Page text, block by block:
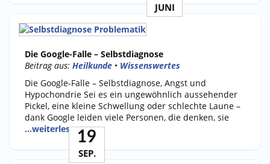
JUNI
Die Google-Falle – Selbstdiagnose
Beitrag aus: Heilkunde • Wissenswertes
Die Google-Falle – Selbstdiagnose, Angst und
Hypochondrie Sei es ein ungewöhnlich aussehender
Pickel, eine kleine Schwellung oder schlechte Laune –
dank Google leiden viele Personen, die denken, sie
…weiterlesen19
SEP.